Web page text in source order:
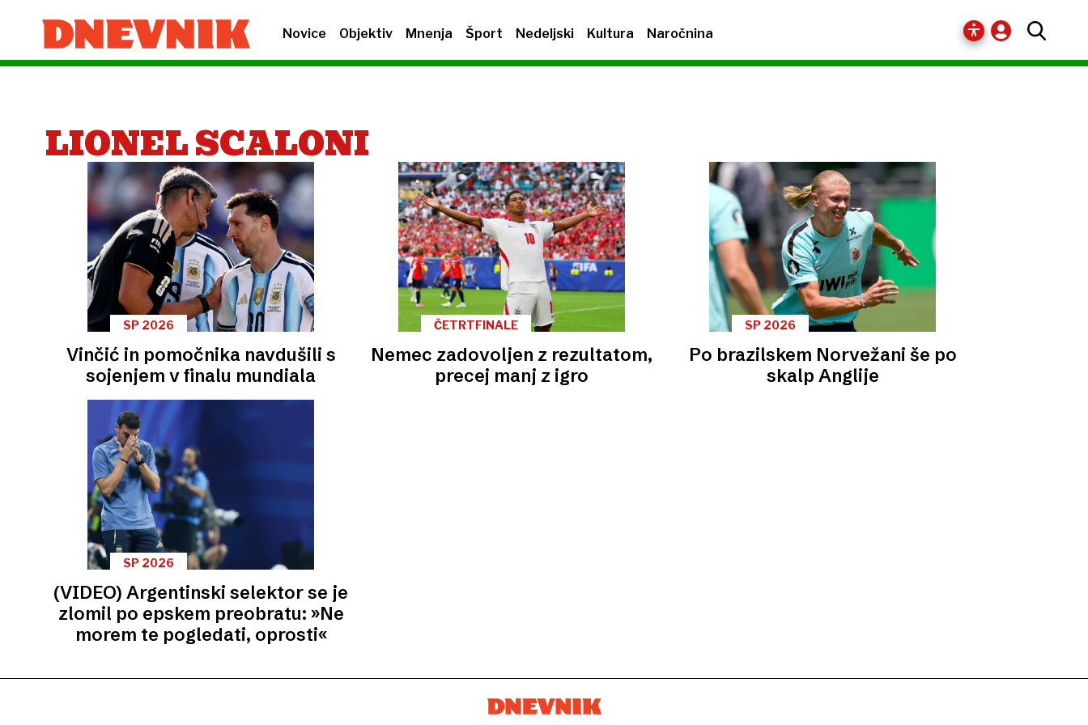
Novice Objektiv Mnenja Šport Nedeljski Kultura Naročnina
LIONEL SCALONI
SP 2026
Vinčić in pomočnika navdušili s
sojenjem v finalu mundiala
ČETRTFINALE
Nemec zadovoljen z rezultatom,
precej manj z igro
SP 2026
Po brazilskem Norvežani še po
skalp Anglije
SP 2026
(VIDEO) Argentinski selektor se je
zlomil po epskem preobratu: »Ne
morem te pogledati, oprosti«